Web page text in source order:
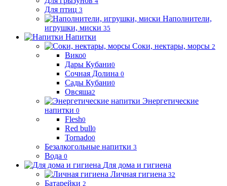
Для птиц 3
Наполнители,
игрушки, миски 35
Напитки
Соки, нектары, морсы 2
Вико0
Дары Кубани0
Сочная Долина 0
Сады Кубани0
Овсяша2
Энергетические
напитки 0
Flesh0
Red bull0
Tornado0
Безалкогольные напитки 3
Вода 0
Для дома и гигиена
Личная гигиена 32
Батарейки 2